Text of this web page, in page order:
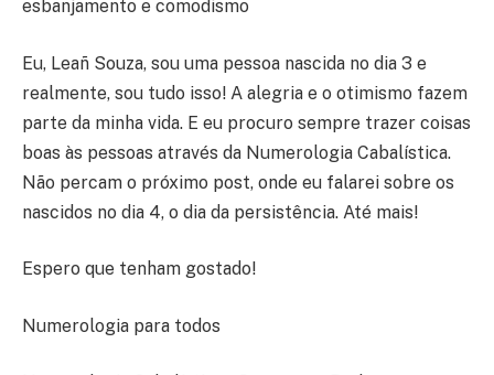
esbanjamento e comodismo
Eu, Leañ Souza, sou uma pessoa nascida no dia 3 e
realmente, sou tudo isso! A alegria e o otimismo fazem
parte da minha vida. E eu procuro sempre trazer coisas
boas às pessoas através da Numerologia Cabalística.
Não percam o próximo post, onde eu falarei sobre os
nascidos no dia 4, o dia da persistência. Até mais!
Espero que tenham gostado!
Numerologia para todos